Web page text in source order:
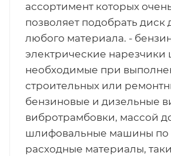
ассортимент которых
позволяет подобрать диск
любого материала. -
электрические нарезчики
необходимые при
строительных или
бензиновые и дизельные
вибротрамбовки, массой до
шлифовальные машины по
расходные материалы,